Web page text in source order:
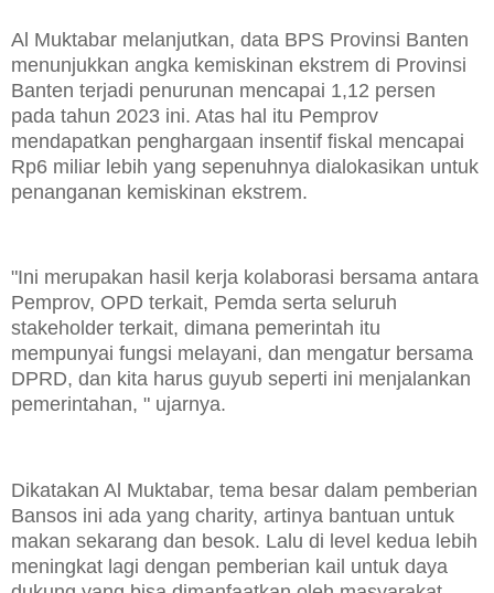
Al Muktabar melanjutkan, data BPS Provinsi Banten
menunjukkan angka kemiskinan ekstrem di Provinsi
Banten terjadi penurunan mencapai 1,12 persen
pada tahun 2023 ini. Atas hal itu Pemprov
mendapatkan penghargaan insentif fiskal mencapai
Rp6 miliar lebih yang sepenuhnya dialokasikan untuk
penanganan kemiskinan ekstrem.
"Ini merupakan hasil kerja kolaborasi bersama antara
Pemprov, OPD terkait, Pemda serta seluruh
stakeholder terkait, dimana pemerintah itu
mempunyai fungsi melayani, dan mengatur bersama
DPRD, dan kita harus guyub seperti ini menjalankan
pemerintahan, " ujarnya.
Dikatakan Al Muktabar, tema besar dalam pemberian
Bansos ini ada yang charity, artinya bantuan untuk
makan sekarang dan besok. Lalu di level kedua lebih
meningkat lagi dengan pemberian kail untuk daya